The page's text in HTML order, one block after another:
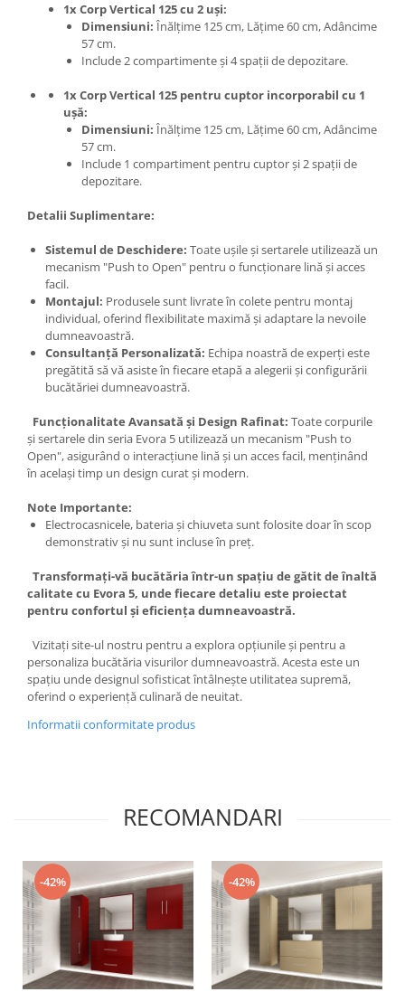
1x Corp Vertical 125 cu 2 uși:
Dimensiuni: Înălțime 125 cm, Lățime 60 cm, Adâncime
57 cm.
Include 2 compartimente și 4 spații de depozitare.
1x Corp Vertical 125 pentru cuptor incorporabil cu 1
ușă:
Dimensiuni: Înălțime 125 cm, Lățime 60 cm, Adâncime
57 cm.
Include 1 compartiment pentru cuptor și 2 spații de
depozitare.
Detalii Suplimentare:
Sistemul de Deschidere: Toate ușile și sertarele utilizează un
mecanism "Push to Open" pentru o funcționare lină și acces
facil.
Montajul: Produsele sunt livrate în colete pentru montaj
individual, oferind flexibilitate maximă și adaptare la nevoile
dumneavoastră.
Consultanță Personalizată: Echipa noastră de experți este
pregătită să vă asiste în fiecare etapă a alegerii și configurării
bucătăriei dumneavoastră.
Funcționalitate Avansată și Design Rafinat: Toate corpurile
și sertarele din seria Evora 5 utilizează un mecanism "Push to
Open", asigurând o interacțiune lină și un acces facil, menținând
în același timp un design curat și modern.
Note Importante:
Electrocasnicele, bateria și chiuveta sunt folosite doar în scop
demonstrativ și nu sunt incluse în preț.
Transformați-vă bucătăria într-un spațiu de gătit de înaltă
calitate cu Evora 5, unde fiecare detaliu este proiectat
pentru confortul și eficiența dumneavoastră.
Vizitați site-ul nostru pentru a explora opțiunile și pentru a
personaliza bucătăria visurilor dumneavoastră. Acesta este un
spațiu unde designul sofisticat întâlnește utilitatea supremă,
oferind o experiență culinară de neuitat.
Informatii conformitate produs
RECOMANDARI
-42% -42%